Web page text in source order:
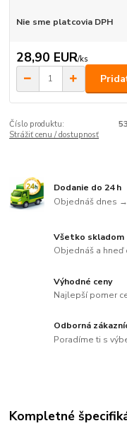
Nie sme platcovia DPH
28,90 EUR/ks
Číslo produktu:
Strážiť cenu / dostupnosť
Dodanie do 24 h
Objednáš dnes
Všetko skladom
Objednáš a
Výhodné ceny
Najlepší pomer
Odborná
Poradíme ti s
Kompletné